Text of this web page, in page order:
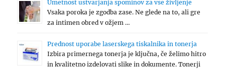
Umetnost ustvarjanja spominov za vse življenje
Vsaka poroka je zgodba zase. Ne glede na to, ali gre
za intimen obred v ožjem …
Prednost uporabe laserskega tiskalnika in tonerja
Izbira primernega tonerja je ključna, če želimo hitro
in kvalitetno izdelovati slike in dokumente. Tonerji